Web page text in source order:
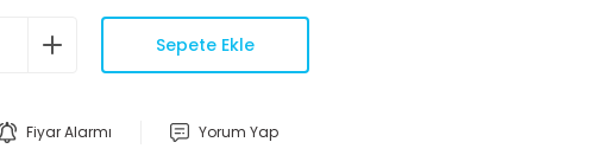
Sepete Ekle
Fiyar Alarmı Yorum Yap